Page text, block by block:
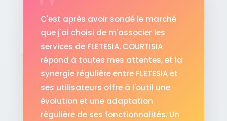
C'est après avoir sondé le marché
que j'ai choisi de m'associer les
services de FLETESIA. COURTISIA
répond à toutes mes attentes, et la
synergie régulière entre FLETESIA et
ses utilisateurs offre à l'outil une
évolution et une adaptation
régulière de ses fonctionnalités. Un